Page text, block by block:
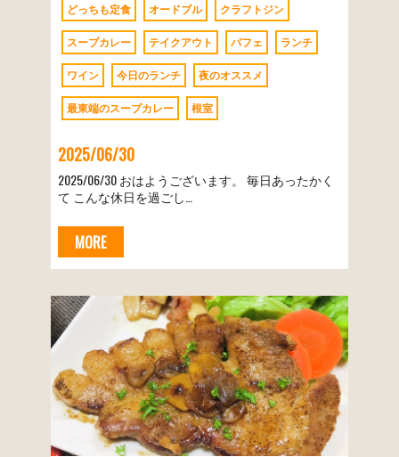
どっちも定食 オードブル クラフトジン
スープカレー テイクアウト パフェ ランチ
ワイン 今日のランチ 夜のオススメ
最東端のスープカレー 根室
2025/06/30
2025/06/30 おはようございます。 毎日あったかく
て こんな休日を過ごし…
MORE